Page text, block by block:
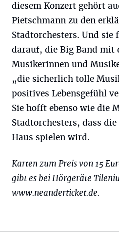
diesem Konzert gehört
Pietschmann zu den
Stadtorchesters. Und sie
darauf, die Big Band mit
Musikerinnen und
„die sicherlich tolle
positives Lebensgefühl
Sie hofft ebenso wie die
Stadtorchesters, dass
Haus spielen wird.
Karten zum Preis von 15
gibt es bei Hörgeräte
www.neanderticket.de.